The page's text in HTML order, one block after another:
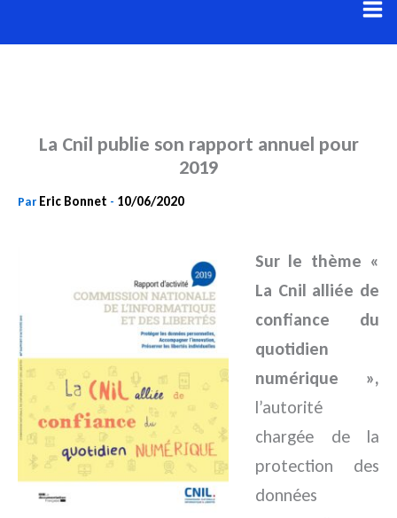
au
La Cnil publie son rapport annuel pour
2019
Par Eric Bonnet - 10/06/2020
Sur le thème «
La Cnil alliée de
confiance du
quotidien
numérique »,
l’autorité
chargée de la
protection des
données